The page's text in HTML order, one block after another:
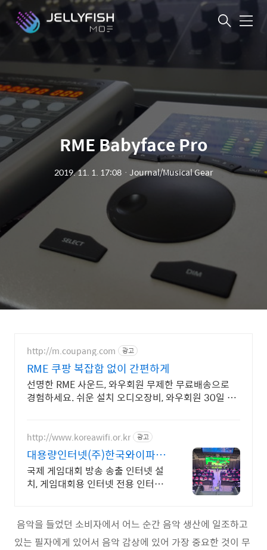
메
RME Babyface Pro
2019. 11. 1. 17:08 ㆍ Journal/Musical Gear
http://m.coupang.com 광고
RME 쿠팡 복잡함 없이 간편하게
선명한 RME 사운드, 와우회원 무제한 무료배송으로
경험하세요. 쉬운 설치 오디오장비, 와우회원 30일 내
http://www.koreawifi.or.kr 광고
대용량인터넷(주)한국와이파이
대회 전용 인터넷회선 설치
국제 게임대회 방송 송출 인터넷 설
치, 게임대회용 인터넷 전용 인터넷
가진 전문성있는 기업
음악을 들었던 소비자에서 어느 순간 음악 생산에 일조하고
있는 필자에게 있어서 음악 감상에 있어 가장 중요한 것이 무